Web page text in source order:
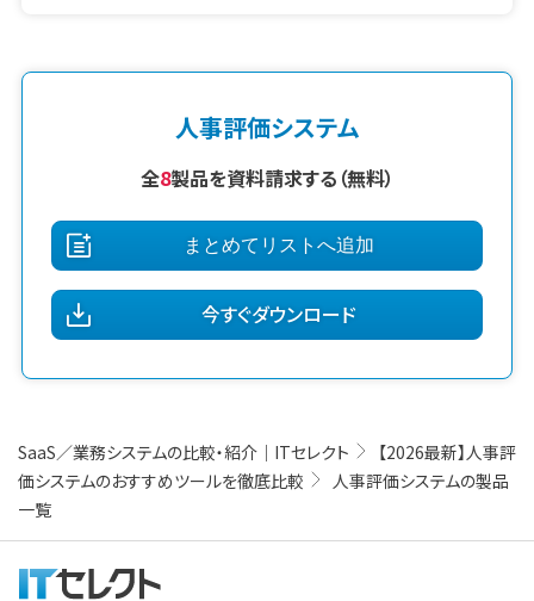
SaaS／業務システムの比較・紹介｜ITセレクト
【2026最新】人事評
価システムのおすすめツールを徹底比較
人事評価システムの製品
一覧
い会社でも人事評価の確実な運用が実現できるように、運用開
は、筆記試験・商品説明・プレゼン審査など厳しい認定試験をク
担当者を煩雑な手作業から解放。手間・工数を大幅に削減する
勤怠管理をデジタル化
One人事［勤怠］では従業員の出退勤情報や勤務データをペー
パーレス化。さまざまな働き方に合わせた勤務シフトを提供する
ルを集約し、管理コストも大幅に削減できます。
One人事［給与］は労務・勤怠・給与データを元に、システム内で
年間の一連業務を自動計します。必要な帳票も自動で出力しま
き出し、組織の成果を高めます。人事評価・KPI設定、人材育成、
人材配置・スキル管理など、人事業務を効率的にサポート。また
労務・勤怠管理や給与計算システムにもシームレスに連携しま
す。
タレントマネジメント×生成AI、1ユーザー100円から
「ChatGPT」を活用
人事評価システム
全8製品を資料請求する（無料）
まとめてリストへ追加
今すぐダウンロード